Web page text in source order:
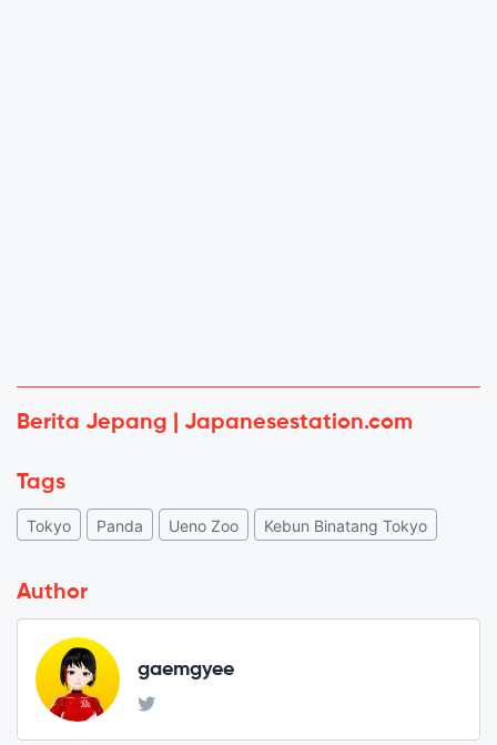
Berita Jepang | Japanesestation.com
Tags
Tokyo Panda Ueno Zoo Kebun Binatang Tokyo
Author
gaemgyee